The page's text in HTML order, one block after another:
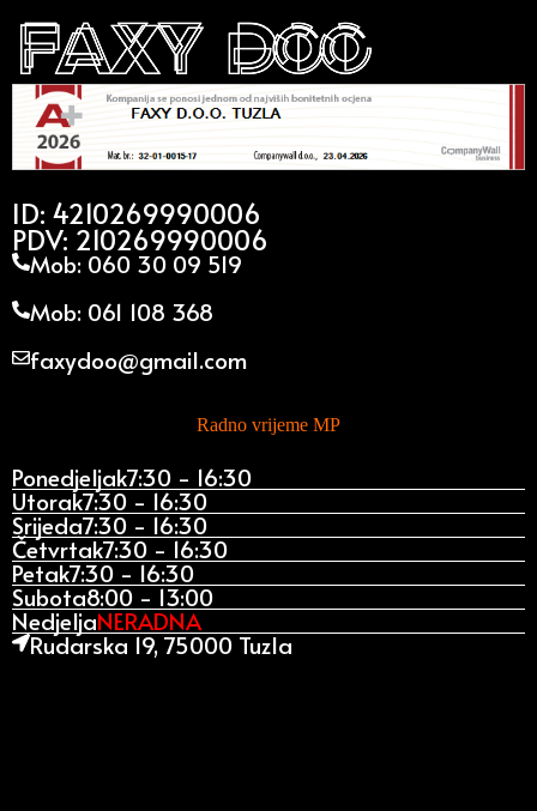
ID: 4210269990006
PDV: 210269990006
Mob: 060 30 09 519
Mob: 061 108 368
faxydoo@gmail.com
Radno vrijeme MP
Ponedjeljak7:30 - 16:30
Utorak7:30 - 16:30
Srijeda7:30 - 16:30
Četvrtak7:30 - 16:30
Petak7:30 - 16:30
Subota8:00 - 13:00
NedjeljaNERADNA
Rudarska 19, 75000 Tuzla